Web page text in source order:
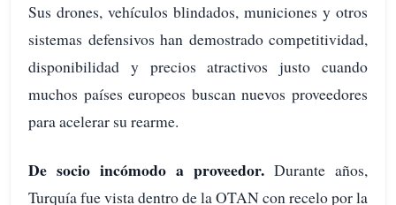
Sus drones, vehículos blindados, municiones y otros
sistemas defensivos han demostrado competitividad,
disponibilidad y precios atractivos justo cuando
muchos países europeos buscan nuevos proveedores
para acelerar su rearme.
De socio incómodo a proveedor. Durante años,
Turquía fue vista dentro de la OTAN con recelo por la